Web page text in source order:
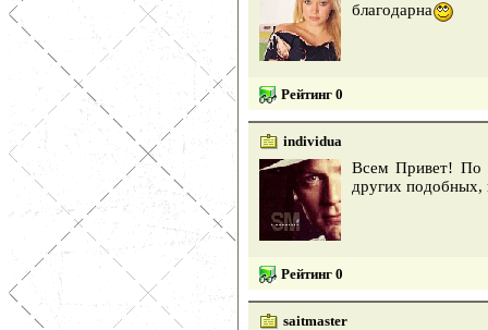
благодарна
Рейтинг 0
individua
Всем Привет! По
других подобных,
Рейтинг 0
saitmaster